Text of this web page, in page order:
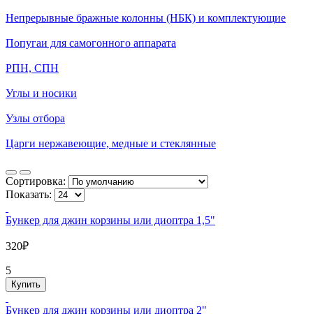
Непрерывные бражные колонны (НБК) и комплектующие
Попугаи для самогонного аппарата
РПН, СПН
Углы и носики
Узлы отбора
Царги нержавеющие, медные и стеклянные
Сортировка:
Показать:
Бункер для джин корзины или диоптра 1,5"
320₽
5
Купить
Бункер для джин корзины или диоптра 2"